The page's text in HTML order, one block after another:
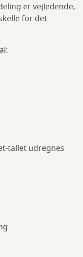
er vejledende,
for det
tallet udregnes